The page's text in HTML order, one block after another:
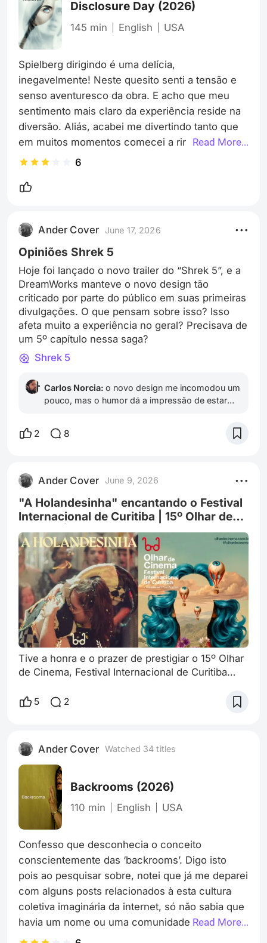
Disclosure Day (2026)
145 min English USA
Spielberg dirigindo é uma delícia,
inegavelmente! Neste quesito senti a tensão e
senso aventuresco da obra. E acho que meu
sentimento mais claro da experiência reside na
diversão. Aliás, acabei me divertindo tanto que
em muitos momentos comecei a rir (não só nas
cenas de comédia, mas nas sérias também - ou
esse o intuito….
humanidade, contexto bélico e seus dilemas em
si, sinto que ficou mais no superficial e
potencialmente ingênuo.
Mas é um bom pipocão do ano, de fato.
PS: teve até referência ao quadro “Visitando o
Passado” do Caldeirão do Huck kkkkk 🫠
Read More...
6
Ander Cover June 17, 2026
Opiniões Shrek 5
Hoje foi lançado o novo trailer do “Shrek 5”, e a
DreamWorks manteve o novo design tão
criticado por parte do público em suas primeiras
divulgações. O que pensam sobre isso? Isso
afeta muito a experiência no geral? Precisava de
um 5º capítulo nessa saga?
Shrek 5
Carlos Norcia:o novo design me incomodou um
pouco, mas o humor dá a impressão de estar
simpatia no público!
2 8
Ander Cover June 9, 2026
"A Holandesinha" encantando o Festival
Internacional de Curitiba | 15º Olhar de
Cinema | Mirada Paranaense Sanepar
Tive a honra e o prazer de prestigiar o 15º Olhar
de Cinema, Festival Internacional de Curitiba
junho. Mais especificamente, fui ao Cine
realizado por cineastas da minha cidade e
região, no interior do Paraná. O filme em
questão é o documentário “A Holandesinha”
5 2
Ander Cover Watched 34 titles
Backrooms (2026)
110 min English USA
Confesso que desconhecia o conceito
conscientemente das ‘backrooms’. Digo isto
pois ao pesquisar sobre, notei que já me deparei
com alguns posts relacionados à esta cultura
coletiva imaginária da internet, só não sabia que
havia um nome ou uma comunidade que
cultuava isso. Sinto que a sensação do
Read More...